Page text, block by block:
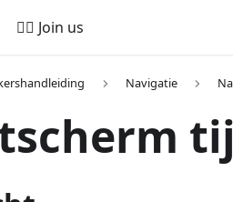
🚵‍♂️ Join us
Navigatie